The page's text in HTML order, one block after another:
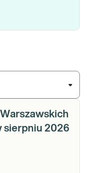
sierpniu 2026